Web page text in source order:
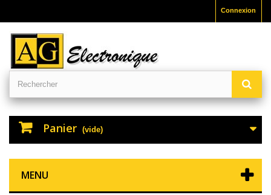
Connexion
Panier (vide)
MENU